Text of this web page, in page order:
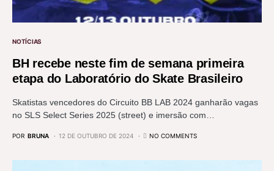
NOTÍCIAS
BH recebe neste fim de semana primeira
etapa do Laboratório do Skate Brasileiro
Skatistas vencedores do Circuito BB LAB 2024 ganharão vagas
no SLS Select Series 2025 (street) e imersão com…
POR BRUNA 12 DE OUTUBRO DE 2024 NO COMMENTS